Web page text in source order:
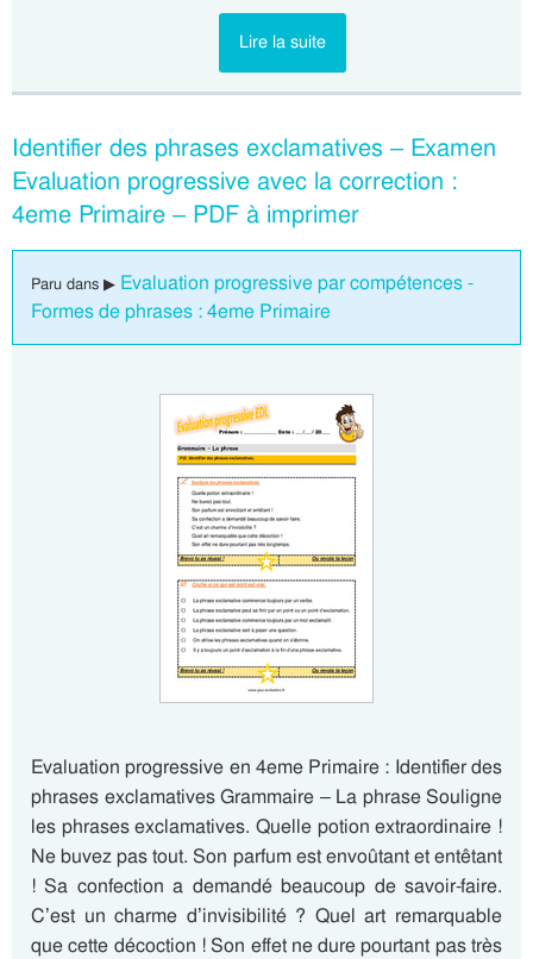
Lire la suite
Identifier des phrases exclamatives – Examen
Evaluation progressive avec la correction :
4eme Primaire – PDF à imprimer
Paru dans ▶ Evaluation progressive par compétences -
Formes de phrases : 4eme Primaire
Evaluation progressive en 4eme Primaire : Identifier des
phrases exclamatives Grammaire – La phrase Souligne
les phrases exclamatives. Quelle potion extraordinaire !
Ne buvez pas tout. Son parfum est envoûtant et entêtant
! Sa confection a demandé beaucoup de savoir-faire.
C’est un charme d’invisibilité ? Quel art remarquable
que cette décoction ! Son effet ne dure pourtant pas très